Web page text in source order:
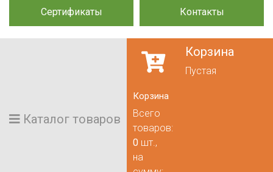
Сертификаты Контакты
Каталог товаров
Корзина
Пустая
Корзина
Всего
товаров:
0 шт.,
на